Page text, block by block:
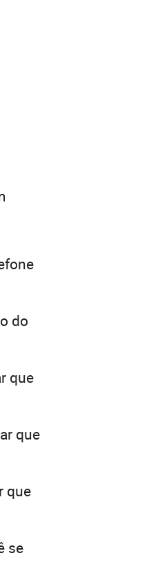
do
que
que
que
se